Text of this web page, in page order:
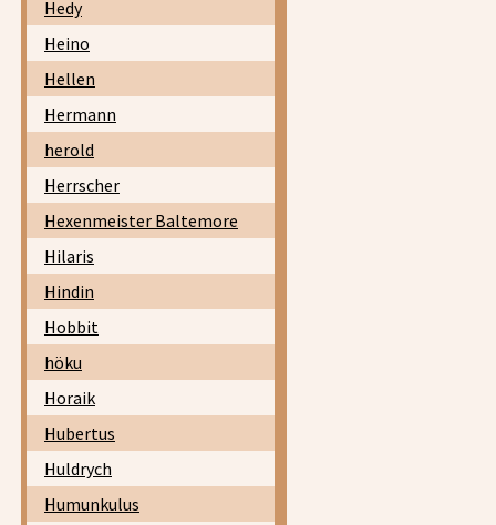
Hedy
Heino
Hellen
Hermann
herold
Herrscher
Hexenmeister Baltemore
Hilaris
Hindin
Hobbit
höku
Horaik
Hubertus
Huldrych
Humunkulus